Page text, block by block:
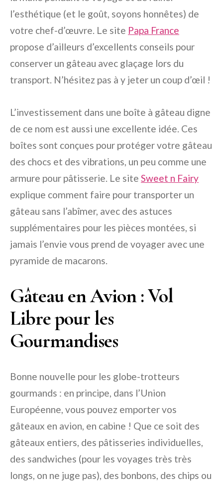
l’esthétique (et le goût, soyons honnêtes) de
votre chef-d’œuvre. Le site Papa France
propose d’ailleurs d’excellents conseils pour
conserver un gâteau avec glaçage lors du
transport. N’hésitez pas à y jeter un coup d’œil !
L’investissement dans une boîte à gâteau digne
de ce nom est aussi une excellente idée. Ces
boîtes sont conçues pour protéger votre gâteau
des chocs et des vibrations, un peu comme une
armure pour pâtisserie. Le site Sweet n Fairy
explique comment faire pour transporter un
gâteau sans l’abîmer, avec des astuces
supplémentaires pour les pièces montées, si
jamais l’envie vous prend de voyager avec une
pyramide de macarons.
Gâteau en Avion : Vol
Libre pour les
Gourmandises
Bonne nouvelle pour les globe-trotteurs
gourmands : en principe, dans l’Union
Européenne, vous pouvez emporter vos
gâteaux en avion, en cabine ! Que ce soit des
gâteaux entiers, des pâtisseries individuelles,
des sandwiches (pour les voyages très très
longs, on ne juge pas), des bonbons, des chips ou